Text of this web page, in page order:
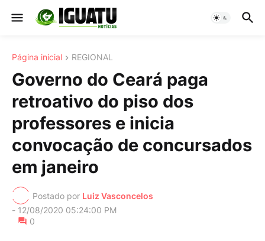
Página inicial REGIONAL
Governo do Ceará paga
retroativo do piso dos
professores e inicia
convocação de concursados
em janeiro
Postado por Luiz Vasconcelos
- 12/08/2020 05:24:00 PM
0